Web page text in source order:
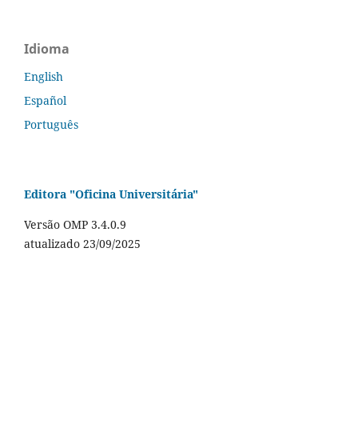
Idioma
English
Español
Português
Editora "Oficina Universitária"
Versão OMP 3.4.0.9
atualizado 23/09/2025